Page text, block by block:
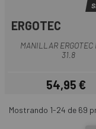
ERGOTEC
MANILLAR ERGOTEC
31.8
Precio
54,95 €
Mostrando 1-24 de 69